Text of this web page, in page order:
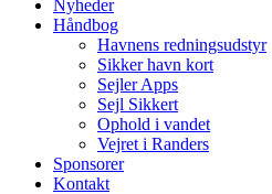
Nyheder
Håndbog
Havnens redningsudstyr
Sikker havn kort
Sejler Apps
Sejl Sikkert
Ophold i vandet
Vejret i Randers
Sponsorer
Kontakt